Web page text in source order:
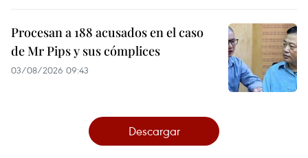
Procesan a 188 acusados en el caso
de Mr Pips y sus cómplices
03/08/2026 09:43
Descargar